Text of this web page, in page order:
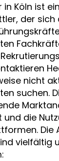
in Köln ist
der sich
nicht
suchen.
und die
Die
vielfältig